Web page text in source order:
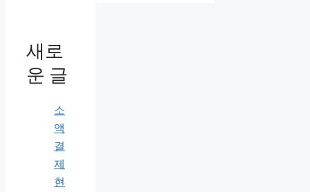
새로
운 글
소
액
결
제
현